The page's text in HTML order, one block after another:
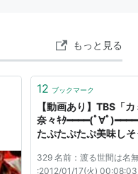
もっと見る
12 ブックマーク
【動画あり】TBS「
奈々ｷﾀ━━━━(ﾟ∀ﾟ
たぷたぷたぷ美味し
329 名前：渡る世間は名
:2012/01/17(火)